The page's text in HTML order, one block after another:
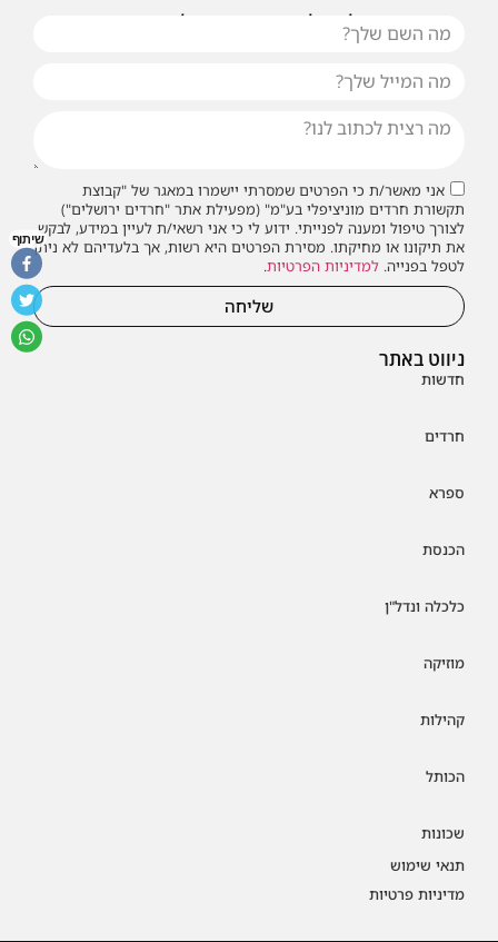
ניווט באתר
חדשות
חרדים
ספרא
הכנסת
כלכלה ונדל"ן
מוזיקה
קהילות
הכותל
שכונות
תנאי שימוש
מדיניות פרטיות
או שילחו אלינו פנייה ונחזור אליכם בהקדם
אני מאשר/ת כי הפרטים שמסרתי יישמרו במאגר של "קבוצת
תקשורת חרדים מוניציפלי בע"מ" (מפעילת אתר "חרדים ירושלים")
לצורך טיפול ומענה לפנייתי. ידוע לי כי אני רשאי/ת לעיין במידע, לבקש
את תיקונו או מחיקתו. מסירת הפרטים היא רשות, אך בלעדיהם לא ניתן
לטפל בפנייה. למדיניות הפרטיות.
שליחה
שיתוף